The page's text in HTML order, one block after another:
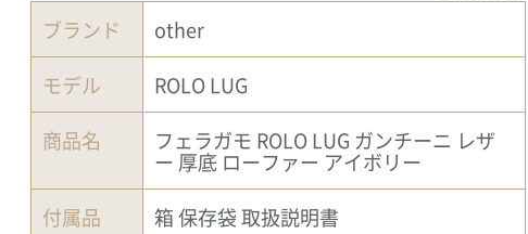
ブランド
other
モデル
ROLO LUG
商品名
フェラガモ ROLO LUG ガンチーニ レザ
ー 厚底 ローファー アイボリー
付属品
箱 保存袋 取扱説明書